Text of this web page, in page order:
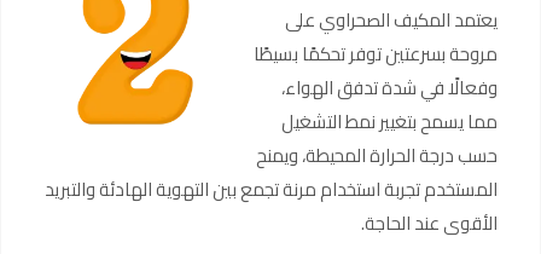
يعتمد المكيف الصحراوي على
مروحة بسرعتين توفر تحكمًا بسيطًا
وفعالًا في شدة تدفق الهواء،
مما يسمح بتغيير نمط التشغيل
حسب درجة الحرارة المحيطة، ويمنح
المستخدم تجربة استخدام مرنة تجمع بين التهوية الهادئة والتبريد
الأقوى عند الحاجة.